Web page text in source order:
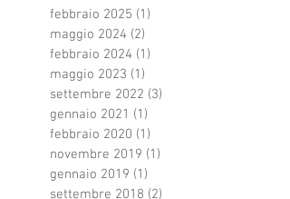
febbraio 2025 (1)
maggio 2024 (2)
febbraio 2024 (1)
maggio 2023 (1)
settembre 2022 (3)
gennaio 2021 (1)
febbraio 2020 (1)
novembre 2019 (1)
gennaio 2019 (1)
settembre 2018 (2)